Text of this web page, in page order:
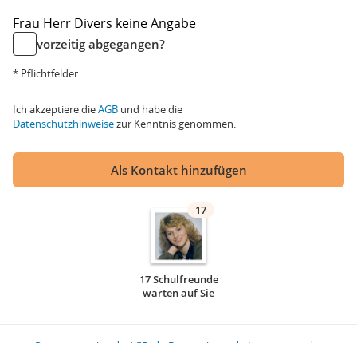
Frau Herr Divers keine Angabe
vorzeitig abgegangen?
* Pflichtfelder
Ich akzeptiere dieAGB und habe die
Datenschutzhinweisezur Kenntnis genommen.
Als Kontakt hinzufügen
17
17 Schulfreunde
warten auf Sie